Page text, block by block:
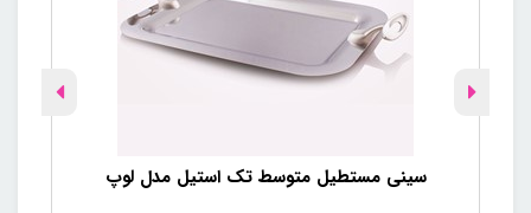
سینی مستطیل متوسط تک استیل مدل لوپ